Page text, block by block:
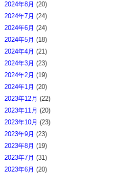
2024年8月 (20)
2024年7月 (24)
2024年6月 (24)
2024年5月 (18)
2024年4月 (21)
2024年3月 (23)
2024年2月 (19)
2024年1月 (20)
2023年12月 (22)
2023年11月 (20)
2023年10月 (23)
2023年9月 (23)
2023年8月 (19)
2023年7月 (31)
2023年6月 (20)